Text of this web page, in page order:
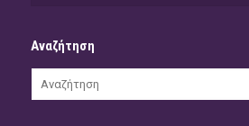
Αναζήτηση